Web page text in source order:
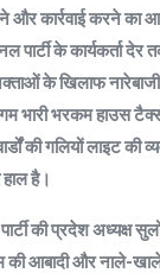
कार्रवाई करने का
पार्टी के कार्यकर्ता देर
के खिलाफ नारेबाजी
भारी भरकम हाउस
की गलियों लाइट
हाल है।
की प्रदेश अध्यक्ष
की आबादी और नाले-